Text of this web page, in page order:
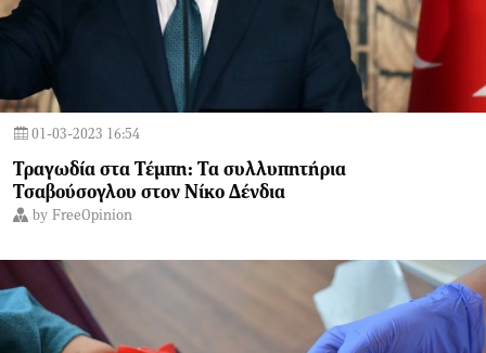
01-03-2023 16:54
Τραγωδία στα Τέμπη: Τα συλλυπητήρια
Τσαβούσογλου στον Νίκο Δένδια
by FreeOpinion